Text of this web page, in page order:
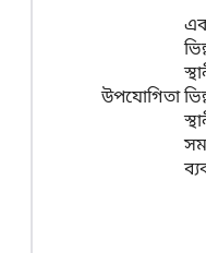
উপযোগিতা